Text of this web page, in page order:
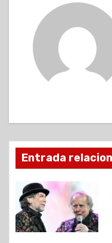
ó
n
d
e
e
Entrada